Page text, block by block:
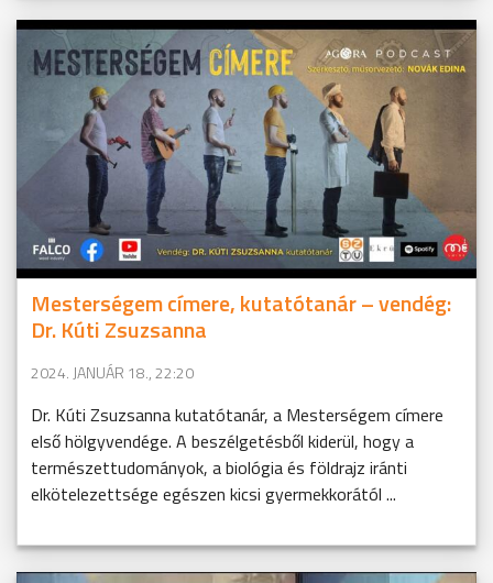
Mesterségem címere, kutatótanár – vendég:
Dr. Kúti Zsuzsanna
2024. JANUÁR 18., 22:20
Dr. Kúti Zsuzsanna kutatótanár, a Mesterségem címere
első hölgyvendége. A beszélgetésből kiderül, hogy a
természettudományok, a biológia és földrajz iránti
elkötelezettsége egészen kicsi gyermekkorától ...